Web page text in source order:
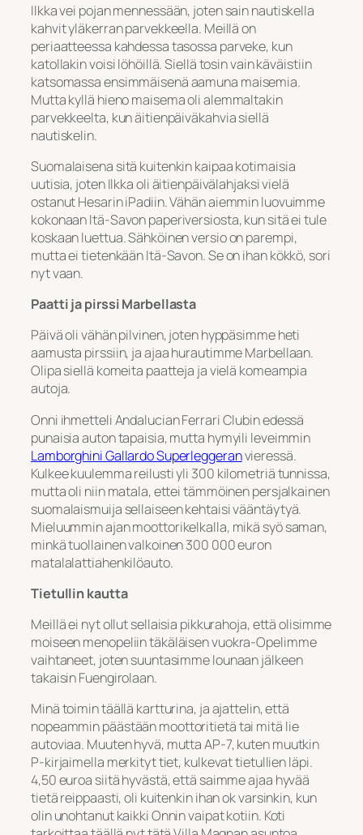
Ilkka vei pojan mennessään, joten sain nautiskella
kahvit yläkerran parvekkeella. Meillä on
periaatteessa kahdessa tasossa parveke, kun
katollakin voisi löhöillä. Siellä tosin vain käväistiin
katsomassa ensimmäisenä aamuna maisemia.
Mutta kyllä hieno maisema oli alemmaltakin
parvekkeelta, kun äitienpäiväkahvia siellä
nautiskelin.
Suomalaisena sitä kuitenkin kaipaa kotimaisia
uutisia, joten Ilkka oli äitienpäivälahjaksi vielä
ostanut Hesarin iPadiin. Vähän aiemmin luovuimme
kokonaan Itä-Savon paperiversiosta, kun sitä ei tule
koskaan luettua. Sähköinen versio on parempi,
mutta ei tietenkään Itä-Savon. Se on ihan kökkö, sori
nyt vaan.
Paatti ja pirssi Marbellasta
Päivä oli vähän pilvinen, joten hyppäsimme heti
aamusta pirssiin, ja ajaa hurautimme Marbellaan.
Olipa siellä komeita paatteja ja vielä komeampia
autoja.
Onni ihmetteli Andalucian Ferrari Clubin edessä
punaisia auton tapaisia, mutta hymyili leveimmin
Lamborghini Gallardo Superleggeranvieressä.
Kulkee kuulemma reilusti yli 300 kilometriä tunnissa,
mutta oli niin matala, ettei tämmöinen persjalkainen
suomalaismuija sellaiseen kehtaisi vääntäytyä.
Mieluummin ajan moottorikelkalla, mikä syö saman,
minkä tuollainen valkoinen 300 000 euron
matalalattiahenkilöauto.
Tietullin kautta
Meillä ei nyt ollut sellaisia pikkurahoja, että olisimme
moiseen menopeliin täkäläisen vuokra-Opelimme
vaihtaneet, joten suuntasimme lounaan jälkeen
takaisin Fuengirolaan.
Minä toimin täällä kartturina, ja ajattelin, että
nopeammin päästään moottoritietä tai mitä lie
autoviaa. Muuten hyvä, mutta AP-7, kuten muutkin
P-kirjaimella merkityt tiet, kulkevat tietullien läpi.
4,50 euroa siitä hyvästä, että saimme ajaa hyvää
tietä reippaasti, oli kuitenkin ihan ok varsinkin, kun
olin unohtanut kaikki Onnin vaipat kotiin. Koti